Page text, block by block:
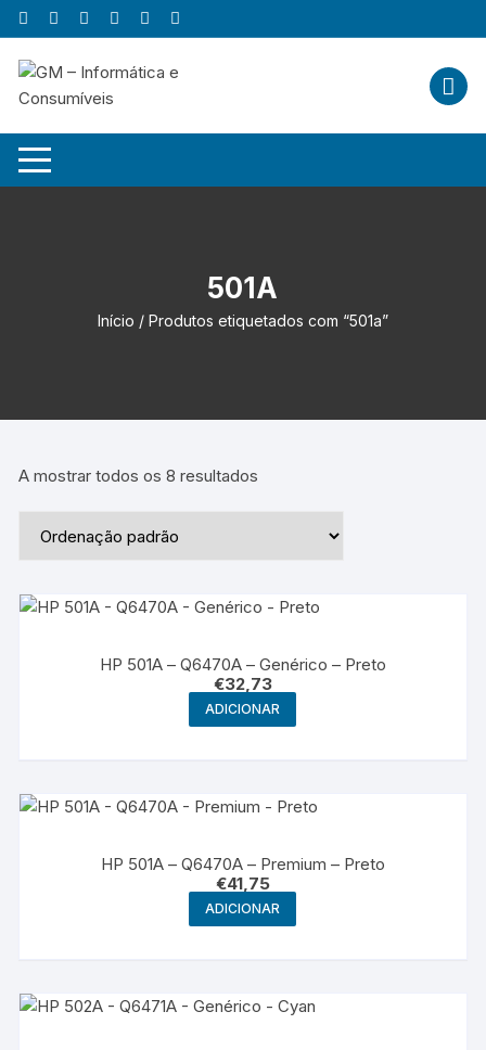
Skip
to
content
501A
Início / Produtos etiquetados com “501a”
A mostrar todos os 8 resultados
HP 501A – Q6470A – Genérico – Preto
€32,73
ADICIONAR
HP 501A – Q6470A – Premium – Preto
€41,75
ADICIONAR